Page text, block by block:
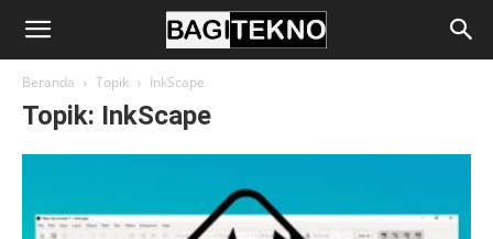
BagiTekno
Beranda Topik InkScape
Topik: InkScape